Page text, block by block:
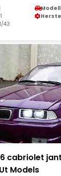
Modell
1/43
cabriolet
Models